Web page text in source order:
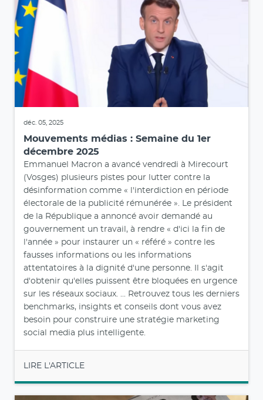
déc. 05, 2025
Mouvements médias : Semaine du 1er
décembre 2025
Emmanuel Macron a avancé vendredi à Mirecourt
(Vosges) plusieurs pistes pour lutter contre la
désinformation comme « l'interdiction en période
électorale de la publicité rémunérée ». Le président
de la République a annoncé avoir demandé au
gouvernement un travail, à rendre « d'ici la fin de
l'année » pour instaurer un « référé » contre les
fausses informations ou les informations
attentatoires à la dignité d'une personne. Il s'agit
d'obtenir qu'elles puissent être bloquées en urgence
sur les réseaux sociaux. ... Retrouvez tous les derniers
benchmarks, insights et conseils dont vous avez
besoin pour construire une stratégie marketing
social media plus intelligente.
LIRE L'ARTICLE